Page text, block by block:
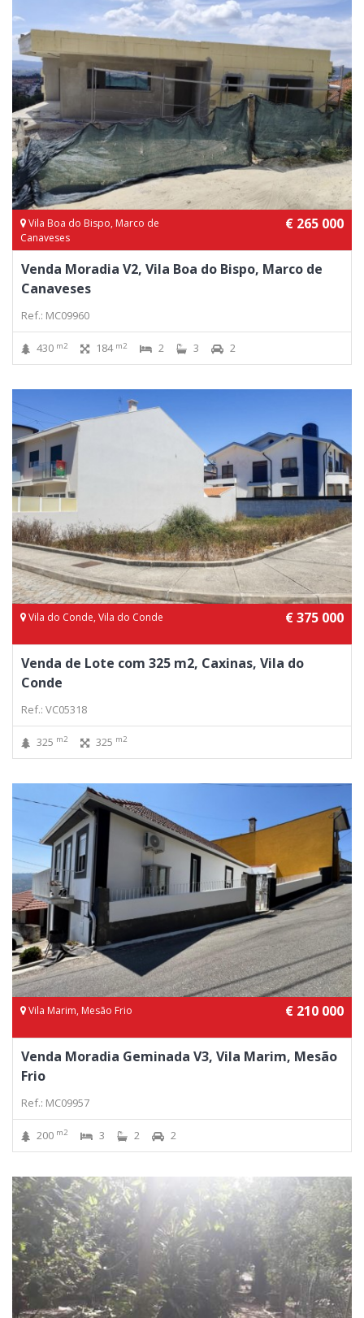
Vila Boa do Bispo, Marco de
Canaveses
€ 265 000
Venda Moradia V2, Vila Boa do Bispo, Marco de
Canaveses
Ref.: MC09960
430 m2 184 m2 2 3 2
Vila do Conde, Vila do Conde € 375 000
Venda de Lote com 325 m2, Caxinas, Vila do
Conde
Ref.: VC05318
325 m2 325 m2
Vila Marim, Mesão Frio € 210 000
Venda Moradia Geminada V3, Vila Marim, Mesão
Frio
Ref.: MC09957
200 m2 3 2 2